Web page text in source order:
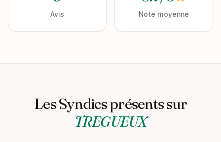
Avis Note moyenne
Les Syndics présents sur
TREGUEUX